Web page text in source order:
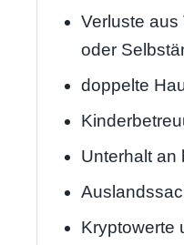
Verluste aus
oder
doppelte
Unterhalt an
Kryptowerte